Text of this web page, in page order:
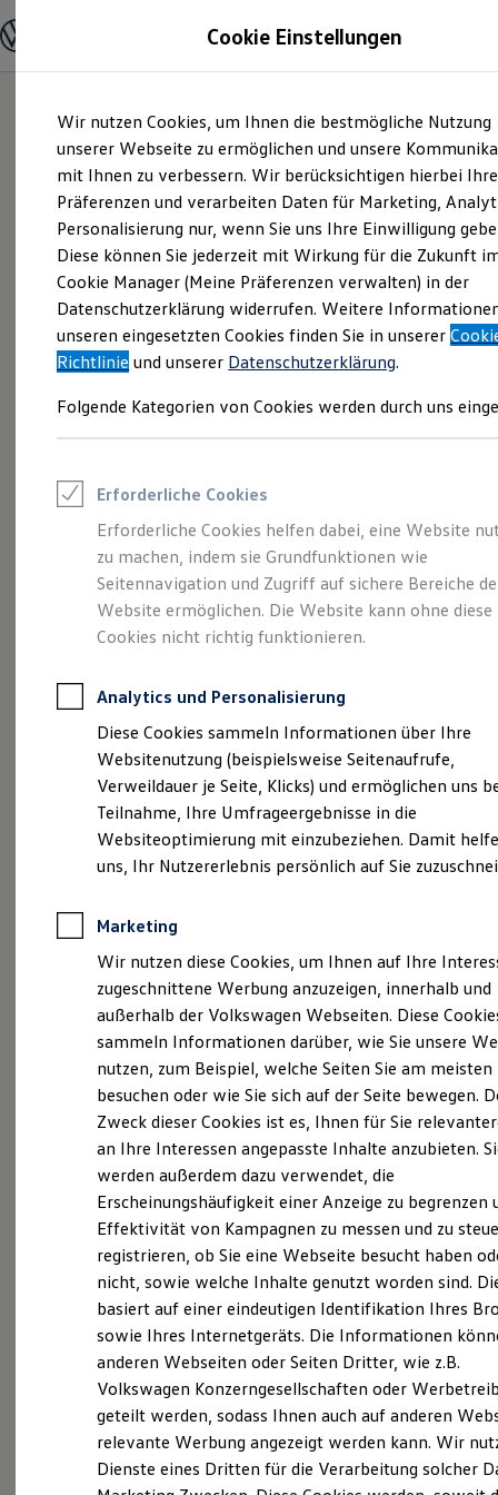
Hauptinhalt
springen
Footer
springen
Modelle und Konfigurator
Modelle vergleichen
Elektroautos
ENERGY Sondermodelle
Nutzfahrzeuge
SUV und CUV
Familienautos
Kombis
Kompaktwagen
Sportwagen
Schnell verfügbare Fahrzeuge
Angebote und Produkte
Aktuelle Angebote
E-Auto-Förderung
Volkswagen Marktplatz
Junge Gebrauchtwagen und Gebrauchtwagen
Saisonangebote
Leasing
Leasing-Angebote
Gebrauchtwagen Leasing
Junge Gebrauchtwagen-Leasing
Elektroauto Leasing
Kleinwagen-Leasing
Leasing ohne Anzahlung
Autokredit mit Schlussrate
Versicherungen und Garantien
Kfz-Versicherung
Restschuldversicherungen
Garantien
Wartungsverträge
Geschäftskunden
Professional Class bei Volkswagen
Großkunden
Behörden
Anpfiff zum Gewinn
Elektroautos
ID. Tutorials
Elektrofahrzeugkonzepte
Reichweite
Reichweite der ID. Modelle
Reichweite im Winter
Laden
Laden unterwegs
Laden Zuhause
Ladezeitensimulator
Batterie
Sicherheit
Garantie und Lebensdauer
Nachhaltigkeit
Technologie
Kosten und Kauf
Verbrauchskosten
Kaufoptionen
E-Auto-Förderung
Software und Konnektivität
Die ID. Software 6
ID. Software Versionen und Updates
Digitale Extras
Schnittstellen zu Ihrem ID.
Kompakt.
Charismatisch. Coupé.
Der Taigo.
Probefahrt vereinbaren
Fahrzeugangebot anfordern
Servicetermin buchen
Serviceanfrage stellen
Cookie Einstellungen
Wir nutzen Cookies, um Ihnen die bestmögliche Nutzung
unserer Webseite zu ermöglichen und unsere
mit Ihnen zu verbessern. Wir berücksichtigen hierbei Ihre
Präferenzen und verarbeiten Daten für Marketing,
Personalisierung nur, wenn Sie uns Ihre Einwilligung
Diese können Sie jederzeit mit Wirkung für die Zukunft
Cookie Manager (Meine Präferenzen verwalten) in der
Datenschutzerklärung widerrufen. Weitere
unseren eingesetzten Cookies finden Sie in unserer
Richtlinie und unserer Datenschutzerklärung.
Folgende Kategorien von Cookies werden durch uns
Erforderliche Cookies
Erforderliche Cookies helfen dabei, eine Website
zu machen, indem sie Grundfunktionen wie
Seitennavigation und Zugriff auf sichere Bereiche
Website ermöglichen. Die Website kann ohne diese
Cookies nicht richtig funktionieren.
Analytics und Personalisierung
Diese Cookies sammeln Informationen über Ihre
Websitenutzung (beispielsweise Seitenaufrufe,
Verweildauer je Seite, Klicks) und ermöglichen uns
Teilnahme, Ihre Umfrageergebnisse in die
Websiteoptimierung mit einzubeziehen. Damit
uns, Ihr Nutzererlebnis persönlich auf Sie
Marketing
Wir nutzen diese Cookies, um Ihnen auf Ihre
zugeschnittene Werbung anzuzeigen, innerhalb und
außerhalb der Volkswagen Webseiten. Diese
sammeln Informationen darüber, wie Sie unsere
nutzen, zum Beispiel, welche Seiten Sie am meisten
besuchen oder wie Sie sich auf der Seite bewegen.
Zweck dieser Cookies ist es, Ihnen für Sie
an Ihre Interessen angepasste Inhalte anzubieten.
werden außerdem dazu verwendet, die
Erscheinungshäufigkeit einer Anzeige zu begrenzen
Effektivität von Kampagnen zu messen und zu
registrieren, ob Sie eine Webseite besucht haben
nicht, sowie welche Inhalte genutzt worden sind.
basiert auf einer eindeutigen Identifikation Ihres
sowie Ihres Internetgeräts. Die Informationen
anderen Webseiten oder Seiten Dritter, wie z.B.
Volkswagen Konzerngesellschaften oder
geteilt werden, sodass Ihnen auch auf anderen
relevante Werbung angezeigt werden kann. Wir
Dienste eines Dritten für die Verarbeitung solcher